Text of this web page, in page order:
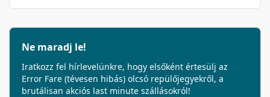
Ne maradj le!
Iratkozz fel hírlevelünkre, hogy elsőként értesülj az
Error Fare (tévesen hibás) olcsó repülőjegyekről, a
brutálisan akciós last minute szállásokról!